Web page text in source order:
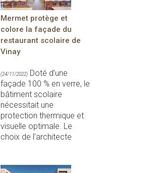
Mermet protège et
colore la façade du
restaurant scolaire de
Vinay
(24/11/2022) Doté d’une
façade 100 % en verre, le
bâtiment scolaire
nécessitait une
protection thermique et
visuelle optimale. Le
choix de l’architecte